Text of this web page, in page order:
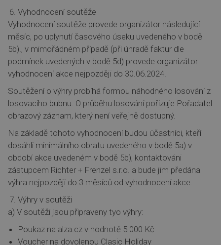
Vyhodnocení soutěže
Vyhodnocení soutěže provede organizátor následující
měsíc, po uplynutí časového úseku uvedeného v bodě
5b)., v mimořádném případě (při úhradě faktur dle
podmínek uvedených v bodě 5d) provede organizátor
vyhodnocení akce nejpozději do 30.06.2024.
Soutěžení o výhry probíhá formou náhodného losování z
losovacího bubnu. O průběhu losování pořizuje Pořadatel
obrazový záznam, který není veřejně dostupný.
Na základě tohoto vyhodnocení budou účastníci, kteří
dosáhli minimálního obratu uvedeného v bodě 5a) v
období akce uvedeném v bodě 5b), kontaktováni
zástupcem Richter + Frenzel s.r.o. a bude jim předána
výhra nejpozději do 3 měsíců od vyhodnocení akce.
Výhry v soutěži
a) V soutěži jsou připraveny tyo výhry:
Poukaz na alza.cz v hodnotě 5 000 Kč
Voucher na dovolenou Clasic Holiday